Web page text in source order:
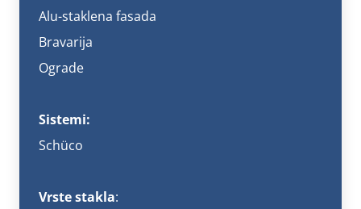
Alu-staklena fasada
Bravarija
Ograde
Sistemi:
Schüco
Vrste stakla: